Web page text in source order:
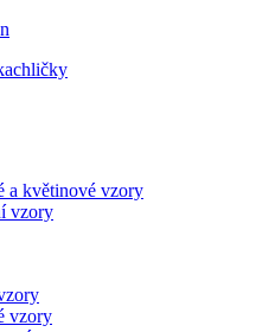
a květinové vzory
vzory
vzory